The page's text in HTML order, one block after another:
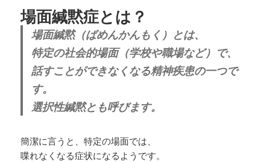
場面緘黙症とは？
場面緘黙（ばめんかんもく）とは、
特定の社会的場面（学校や職場など）で、
話すことができなくなる精神疾患の一つで
す。
選択性緘黙とも呼びます。
簡潔に言うと、特定の場面では、
喋れなくなる症状になるようです。